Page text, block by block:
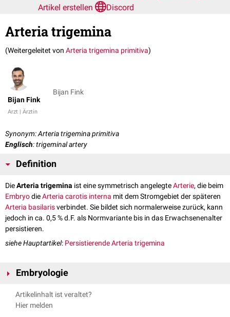
Artikel erstellen
Discord
Arteria trigemina
(Weitergeleitet von Arteria trigemina primitiva)
Bijan Fink
Arzt | Ärztin
Bijan Fink
Synonym: Arteria trigemina primitiva
Englisch: trigeminal artery
Definition
DieArteria trigemina ist eine symmetrisch angelegteArterie, die beim
EmbryodieArteria carotis interna mit dem Stromgebiet der späteren
Arteria basilarisverbindet. Sie bildet sich normalerweise zurück, kann
jedoch in ca. 0,5 % d.F. als Normvariante bis in das Erwachsenenalter
persistieren.
siehe Hauptartikel: Persistierende Arteria trigemina
Embryologie
Die Arteria trigemina entwickelt sich ungefähr in der 6.
aus der primitiven
Artikelinhalt ist veraltet?
Hier melden